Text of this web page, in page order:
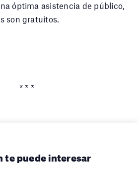
óptima asistencia de público,
son gratuitos.
* * *
te puede interesar